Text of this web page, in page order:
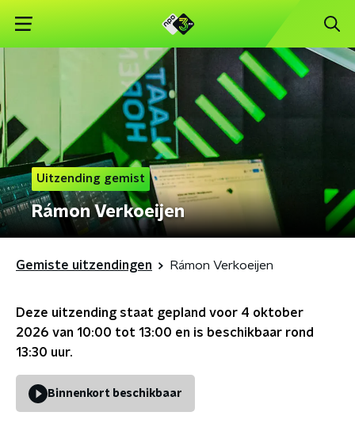
Uitzending gemist
Rámon Verkoeijen
Gemiste uitzendingen Rámon Verkoeijen
Deze uitzending staat gepland voor 4 oktober
2026 van 10:00 tot 13:00 en is beschikbaar rond
13:30 uur.
Binnenkort beschikbaar